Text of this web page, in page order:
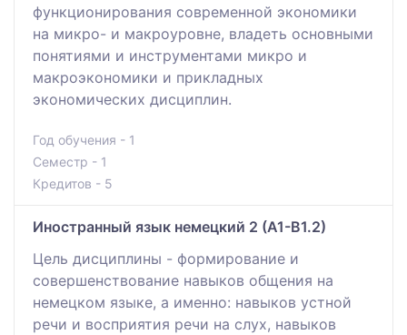
функционирования современной экономики
на микро- и макроуровне, владеть основными
понятиями и инструментами микро и
макроэкономики и прикладных
экономических дисциплин.
Год обучения - 1
Семестр - 1
Кредитов - 5
Иностранный язык немецкий 2 (А1-В1.2)
Цель дисциплины - формирование и
совершенствование навыков общения на
немецком языке, а именно: навыков устной
речи и восприятия речи на слух, навыков